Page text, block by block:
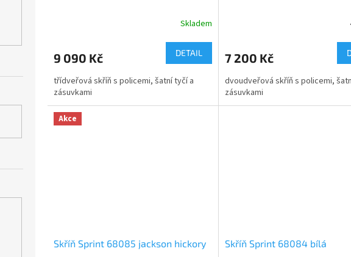
je
z
5
hvězdiček.
Skladem
9 090 Kč DETAIL
třídveřová skříň s policemi, šatní tyčí a
zásuvkami
7 200 Kč
dvoudveřová skříň s policemi,
zásuvkami
Akce
Skříň Sprint 68085 jackson hickory Skříň Sprint 68084 bílá